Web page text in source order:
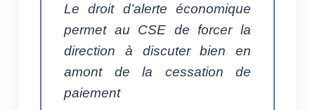
Le droit d’alerte économique
permet au CSE de forcer la
direction à discuter bien en
amont de la cessation de
paiement